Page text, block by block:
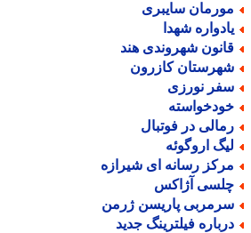
سایبری
شهدا
شهروندی هند
کازرون
نورزی
در فوتبال
اروگوئه
رسانه ای شیرازه
آژاکس
پاریسن ژرمن
فیلترینگ جدید